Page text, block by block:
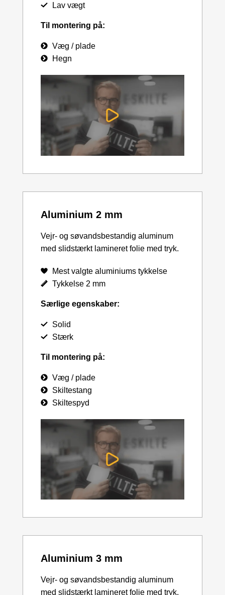
Lav vægt
Til montering på:
Væg / plade
Hegn
Aluminium 2 mm
Vejr- og søvandsbestandig aluminum
med slidstærkt lamineret folie med tryk.
Mest valgte aluminiums tykkelse
Tykkelse 2 mm
Særlige egenskaber:
Solid
Stærk
Til montering på:
Væg / plade
Skiltestang
Skiltespyd
Aluminium 3 mm
Vejr- og søvandsbestandig aluminum
med slidstærkt lamineret folie med tryk.